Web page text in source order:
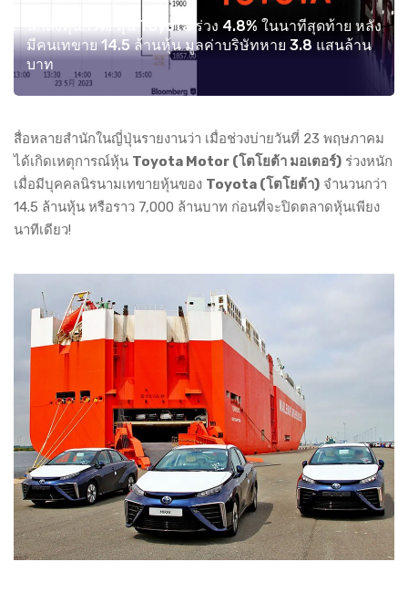
นักลงทุนกรื้ด! หุ้น Toyota ร่วง 4.8% ในนาทีสุดท้าย หลัง
มีคนเทขาย 14.5 ล้านหุ้น มูลค่าบริษัทหาย 3.8 แสนล้าน
บาท
สื่อหลายสำนักในญี่ปุ่นรายงานว่า เมื่อช่วงบ่ายวันที่ 23 พฤษภาคม
ได้เกิดเหตุการณ์หุ้น Toyota Motor (โตโยต้า มอเตอร์) ร่วงหนัก
เมื่อมีบุคคลนิรนามเทขายหุ้นของ Toyota (โตโยต้า) จำนวนกว่า
14.5 ล้านหุ้น หรือราว 7,000 ล้านบาท ก่อนที่จะปิดตลาดหุ้นเพียง
นาทีเดียว!